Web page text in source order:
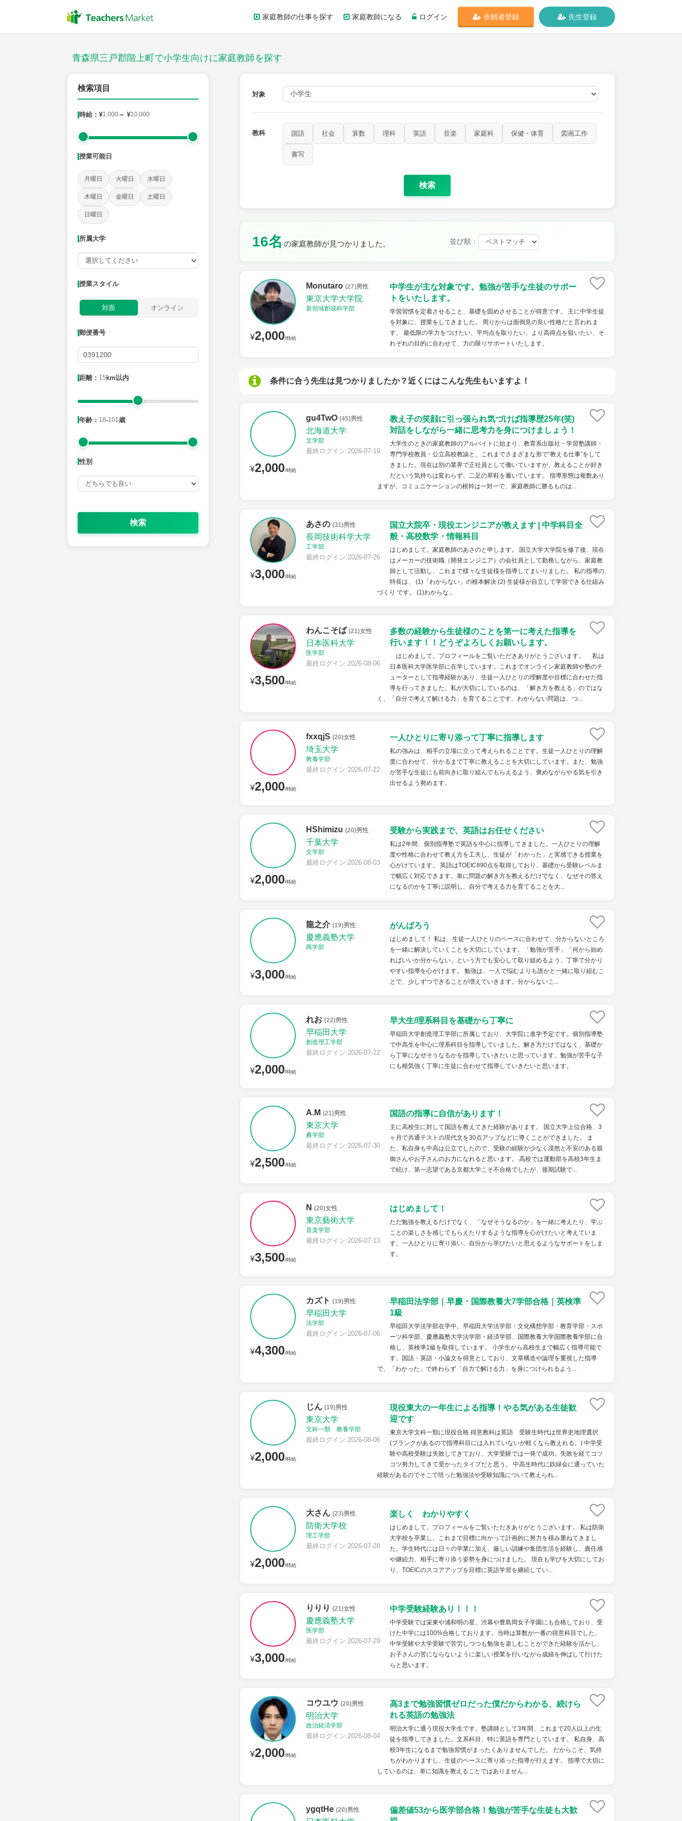
家庭教師の仕事を探す 家庭教師になる ログイン 依頼者登録 先生登録
青森県三戸郡階上町で小学生向けに家庭教師を探す
検索項目
時給：¥1,000～ ¥10,000
授業可能日
月曜日 火曜日 水曜日
木曜日 金曜日 土曜日
日曜日
所属大学
授業スタイル
対面 オンライン
郵便番号
距離： 15 km以内
年齢： 18-101 歳
性別
検索
対象
教科 国語 社会 算数 理科 英語 音楽 家庭科 保健・体育 図画工作
書写
検索
16名 の家庭教師が見つかりました。 並び順：
¥2,000/時給
Monutaro (27)男性
東京大学大学院
新領域創成科学部
中学生が主な対象です。勉強が苦手な生徒のサポー
トをいたします。
学習習慣を定着させること、基礎を固めさせることが得意です。 主に中学生徒
を対象に、授業をしてきました。 周りからは面倒見の良い性格だと言われま
す。 最低限の学力をつけたい、平均点を取りたい、より高得点を狙いたい、そ
れぞれの目的に合わせて、力の限りサポートいたします。
条件に合う先生は見つかりましたか？近くにはこんな先生もいますよ！
¥2,000/時給
gu4TwO (45)男性
北海道大学
文学部
最終ログイン:2026-07-19
教え子の笑顔に引っ張られ気づけば指導歴25年(笑)
対話をしながら一緒に思考力を身につけましょう！
大学生のときの家庭教師のアルバイトに始まり、教育系出版社・学習塾講師・
専門学校教員・公立高校教諭と、これまでさまざまな形で“教える仕事”をして
きました。現在は別の業界で正社員として働いていますが、教えることが好き
だという気持ちは変わらず、二足の草鞋を履いています。 指導形態は複数あり
ますが、コミュニケーションの根幹は一対一で、家庭教師に勝るものは...
¥3,000/時給
あさの (31)男性
長岡技術科学大学
工学部
最終ログイン:2026-07-26
国立大院卒・現役エンジニアが教えます | 中学科目全
般・高校数学・情報科目
はじめまして。家庭教師のあさのと申します。 国立大学大学院を修了後、現在
はメーカーの技術職（開発エンジニア）の会社員として勤務しながら、家庭教
師として活動し、これまで様々な生徒様を指導してまいりました。 私の指導の
特長は、 (1)「わからない」の根本解決 (2) 生徒様が自立して学習できる仕組み
づくり です。 (1)わからな...
¥3,500/時給
わんこそば (21)女性
日本医科大学
医学部
最終ログイン:2026-08-06
多数の経験から生徒様のことを第一に考えた指導を
行います！！どうぞよろしくお願いします。
はじめまして。プロフィールをご覧いただきありがとうございます。 私は
日本医科大学医学部に在学しています。これまでオンライン家庭教師や塾のチ
ューターとして指導経験があり、生徒一人ひとりの理解度や目標に合わせた指
導を行ってきました。私が大切にしているのは、「解き方を教える」のではな
く、「自分で考えて解ける力」を育てることです。わからない問題は、つ...
¥2,000/時給
fxxqjS (20)女性
埼玉大学
教養学部
最終ログイン:2026-07-22
一人ひとりに寄り添って丁寧に指導します
私の強みは、相手の立場に立って考えられることです。生徒一人ひとりの理解
度に合わせて、分かるまで丁寧に教えることを大切にしています。また、勉強
が苦手な生徒にも前向きに取り組んでもらえるよう、褒めながらやる気を引き
出せるよう努めます。
¥2,000/時給
HShimizu (20)男性
千葉大学
文学部
最終ログイン:2026-08-03
受験から実践まで、英語はお任せください
私は2年間、個別指導塾で英語を中心に指導してきました。一人ひとりの理解
度や性格に合わせて教え方を工夫し、生徒が「わかった」と実感できる授業を
心がけています。 英語はTOEIC890点を取得しており、基礎から受験レベルま
で幅広く対応できます。単に問題の解き方を教えるだけでなく、なぜその答え
になるのかを丁寧に説明し、自分で考える力を育てることを大...
¥3,000/時給
龍之介 (19)男性
慶應義塾大学
商学部
がんばろう
はじめまして！ 私は、生徒一人ひとりのペースに合わせて、分からないところ
を一緒に解決していくことを大切にしています。「勉強が苦手」「何から始め
ればいいか分からない」という方でも安心して取り組めるよう、丁寧で分かり
やすい指導を心がけます。 勉強は、一人で悩むよりも誰かと一緒に取り組むこ
とで、少しずつできることが増えていきます。分からないこ...
¥2,000/時給
れお (22)男性
早稲田大学
創造理工学部
最終ログイン:2026-07-22
早大生/理系科目を基礎から丁寧に
早稲田大学創造理工学部に所属しており、大学院に進学予定です。個別指導塾
で中高生を中心に理系科目を指導していました。解き方だけではなく、基礎か
ら丁寧になぜそうなるかを指導していきたいと思っています。勉強が苦手な子
にも根気強く丁寧に生徒に合わせて指導していきたいと思います。
¥2,500/時給
A.M (21)男性
東京大学
農学部
最終ログイン:2026-07-30
国語の指導に自信があります！
主に高校生に対して国語を教えてきた経験があります。 国立大学上位合格、3
ヶ月で共通テストの現代文を30点アップなどに導くことができました。 ま
た、私自身も中高は公立でしたので、受験の経験が少なく漠然と不安のある親
御さんやお子さんのお力になれると思います。 高校では運動部を高校3年生ま
で続け、第一志望である京都大学こそ不合格でしたが、後期試験で...
¥3,500/時給
N (20)女性
東京藝術大学
音楽学部
最終ログイン:2026-07-13
はじめまして！
ただ勉強を教えるだけでなく、「なぜそうなるのか」を一緒に考えたり、学ぶ
ことの楽しさを感じてもらえたりするような指導を心がけたいと考えていま
す。一人ひとりに寄り添い、自分から学びたいと思えるようなサポートをしま
す。
¥4,300/時給
カズト (19)男性
早稲田大学
法学部
最終ログイン:2026-07-06
早稲田法学部｜早慶・国際教養大7学部合格｜英検準
1級
早稲田大学法学部在学中。早稲田大学法学部・文化構想学部・教育学部・スポ
ーツ科学部、慶應義塾大学法学部・経済学部、国際教養大学国際教養学部に合
格し、英検準1級を取得しています。 小学生から高校生まで幅広く指導可能で
す。国語・英語・小論文を得意としており、文章構造や論理を重視した指導
で、「わかった」で終わらず「自力で解ける力」を身につけられるよう...
¥2,000/時給
じん (19)男性
東京大学
文科一類 教養学部
最終ログイン:2026-08-06
現役東大の一年生による指導！やる気がある生徒歓
迎です
東京大学文科一類に現役合格 得意教科は英語 受験生時代は世界史地理選択
(ブランクがあるので指導科目には入れていないが軽くなら教えれる。) 中学受
験や高校受験は失敗してきており、大学受験では一発で成功。失敗を経てコツ
コツ努力してきて受かったタイプだと思う。 中高生時代に鉄緑会に通っていた
経験があるのでそこで培った勉強法や受験知識について教えられ...
¥2,000/時給
大さん (23)男性
防衛大学校
理工学部
最終ログイン:2026-07-28
楽しく わかりやすく
はじめまして。プロフィールをご覧いただきありがとうございます。 私は防衛
大学校を卒業し、これまで目標に向かって計画的に努力を積み重ねてきまし
た。学生時代には日々の学業に加え、厳しい訓練や集団生活を経験し、責任感
や継続力、相手に寄り添う姿勢を身につけました。 現在も学びを大切にしてお
り、TOEICのスコアアップを目標に英語学習を継続してい...
¥3,000/時給
りりり (21)女性
慶應義塾大学
医学部
最終ログイン:2026-07-29
中学受験経験あり！！！
中学受験では栄東や浦和明の星、渋幕や豊島岡女子学園にも合格しており、受
けた中学には100%合格しております。当時は算数が一番の得意科目でした。
中学受験や大学受験で苦労しつつも勉強を楽しむことができた経験を活かし、
お子さんの苦にならないように楽しい授業を行いながら成績を伸ばして行けた
らと思います。
¥2,000/時給
コウユウ (20)男性
明治大学
政治経済学部
最終ログイン:2026-08-04
高3まで勉強習慣ゼロだった僕だからわかる、続けら
れる英語の勉強法
明治大学に通う現役大学生です。塾講師として3年間、これまで20人以上の生
徒を指導してきました。文系科目、特に英語を専門としています。 私自身、高
校3年生になるまで勉強習慣がまったくありませんでした。 だからこそ、気持
ちがわかりますし、生徒のペースに寄り添った指導が行えます。 指導で大切に
しているのは、単に知識を教えることではありません...
ygqtHe (20)男性
偏差値53から医学部合格！勉強が苦手な生徒も大歓
授業スタイル
社会 算数 理科
時給：¥1,000 ～ ¥10,000
授業可能日
月曜日 火曜日 日曜日
距離：15km以内
年齢：18-101歳